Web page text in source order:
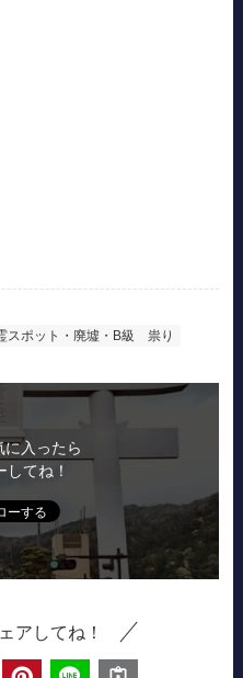
スポット・廃墟・B級 祟り
に入ったら
してね！
アしてね！